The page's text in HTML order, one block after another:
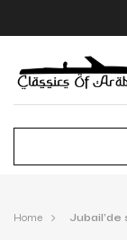
Home Jubail’de